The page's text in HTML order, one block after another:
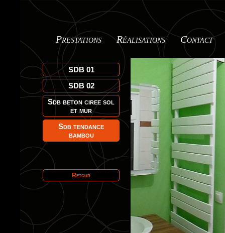
Prestations Réalisations Contact
SDB 01
SDB 02
Sdb beton ciree sol
et mur
Sdb tendance
bambou
Retour